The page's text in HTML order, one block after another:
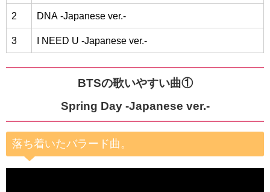
2 DNA -Japanese ver.-
3 I NEED U -Japanese ver.-
BTSの歌いやすい曲①
Spring Day -Japanese ver.-
落ち着いたバラード曲。